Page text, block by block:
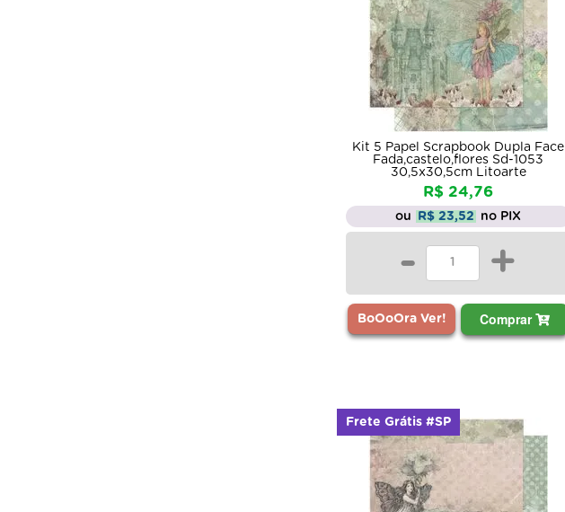
Kit 5 Papel Scrapbook Dupla Face
Fada,castelo,flores Sd-1053
30,5x30,5cm Litoarte
R$ 24,76
ou R$ 23,52 no PIX
- +
BoOoOra Ver! Comprar
Frete Grátis #SP